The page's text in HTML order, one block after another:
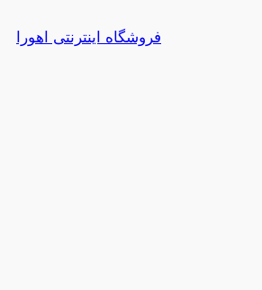
فروشگاه اینترنتی اهورا